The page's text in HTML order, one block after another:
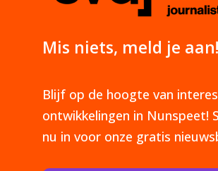
Mis niets, meld je aan!
Blijf op de hoogte van
ontwikkelingen in Nunspeet!
nu in voor onze gratis